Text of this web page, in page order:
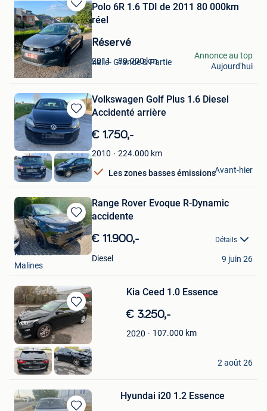
Sauvegarder
dans
Mes
Favoris
Polo 6R 1.6 TDI de 2011 80 000km
réel
Réservé
2011 80.000km
Gartan
Flemalle-Haute & Flemalle- Grande & Partie
Awirs
Annonce au top
Aujourd'hui
Sauvegarder
dans
Mes
Favoris
Volkswagen Golf Plus 1.6 Diesel
Accidenté arrière
€ 1.750,-
2010 224.000 km
Les zones basses émissions
Fabian
Ath
Avant-hier
Sauvegarder
dans
Mes
Favoris
Range Rover Evoque R-Dynamic
accidente
€ 11.900,- Détails
Diesel
kldmotors
Malines
9 juin 26
Sauvegarder
dans
Mes
Favoris
Kia Ceed 1.0 Essence
€ 3.250,-
2020 107.000 km
Fabian
Ath
2 août 26
Hyundai i20 1.2 Essence